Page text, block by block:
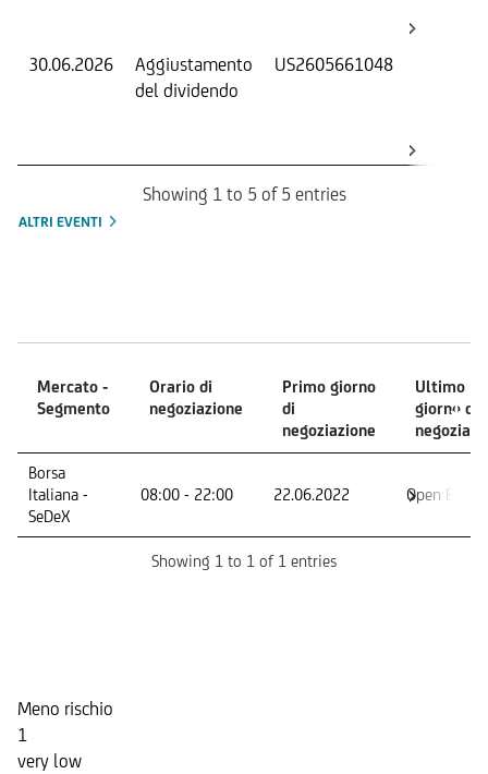
30.06.2026
Aggiustamento
del dividendo
US2605661048
Showing 1 to 5 of 5 entries
ALTRI EVENTI
Mercato -
Segmento
Orario di
negoziazione
Primo giorno
di
negoziazione
Ultimo
giorno di
Segmento
negoziazione
di
giorno di
Borsa
Italiana -
SeDeX
08:00 - 22:00 22.06.2022 Open End
Showing 1 to 1 of 1 entries
Meno rischio
1
very low